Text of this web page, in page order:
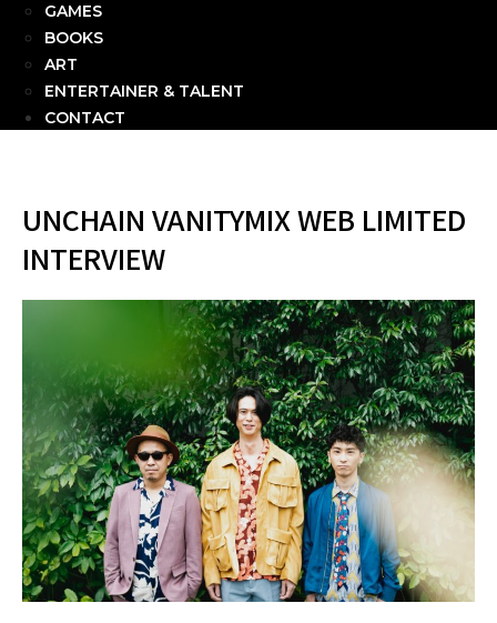
GAMES
BOOKS
ART
ENTERTAINER & TALENT
CONTACT
UNCHAIN VANITYMIX WEB LIMITED
INTERVIEW